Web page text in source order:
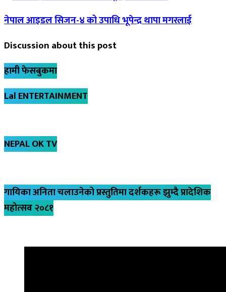
नेपाल आइडल सिजन-४ को उपाधि भूपेन्द्र थापा मगरलाई
Discussion about this post
हामी फेसबुकमा
Lal ENTERTAINMENT
NEPAL OK TV
गायिका अनिता चलाउनेको प्रस्तुतिमा दर्शकहरू झुम्दै प्रादेशिक
महोत्सव २०८१